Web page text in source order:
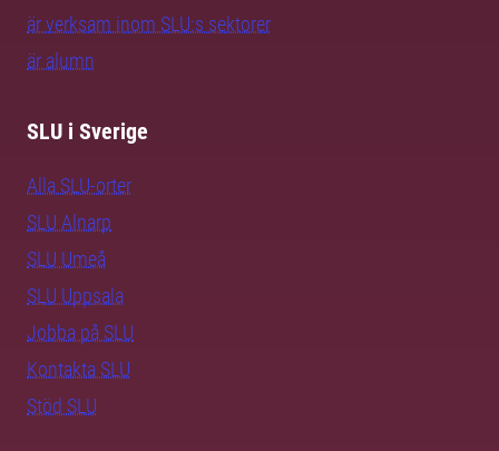
är verksam inom SLU:s sektorer
är alumn
SLU i Sverige
Alla SLU-orter
SLU Alnarp
SLU Umeå
SLU Uppsala
Jobba på SLU
Kontakta SLU
Stöd SLU